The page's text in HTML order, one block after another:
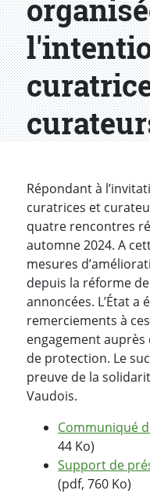
Répondant à
curatrices et
quatre rencontres
automne 2024. A
mesures
depuis la réforme
annoncées. L’État a
remerciements à
engagement
de protection. Le
preuve de la
Vaudois.
Communiqué
44 Ko)
Support de
(pdf, 760 Ko)